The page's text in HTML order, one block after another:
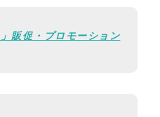
販促・プロモーション